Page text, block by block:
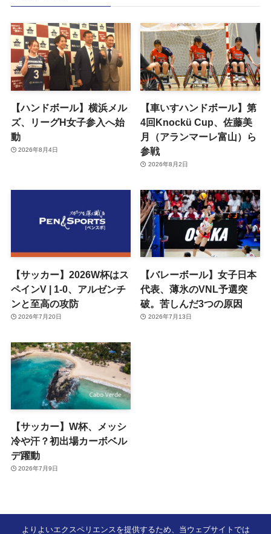
【ハンドボール】横浜メル
ズ、リーグH女子参入へ始
動
2026年8月4日
【車いすハンドボール】第
4回Knockü Cup、佐藤美
月（アランマーレ富山）ら
参戦
2026年8月2日
【サッカー】2026W杯はス
ペインV | 1-0、アルゼンチ
ンと至高の攻防
2026年7月20日
【バレーボール】女子日本
代表、薄氷のVNL予選突
破。苦しんだ3つの原因
2026年7月13日
【サッカー】W杯、メッシ
冷や汗？初出場カーボベル
デ躍動
2026年7月9日
よりよいエクスペリエンスを提供するため、当ウェブサイトでは